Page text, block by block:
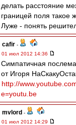
делать расстояние
границей поля такое
Луже - понять
cafir -
01 июл 2012 14:36
Симпатичная
от Игоря
http://
e=youtu.be
mvlord -
01 июл 2012 14:29